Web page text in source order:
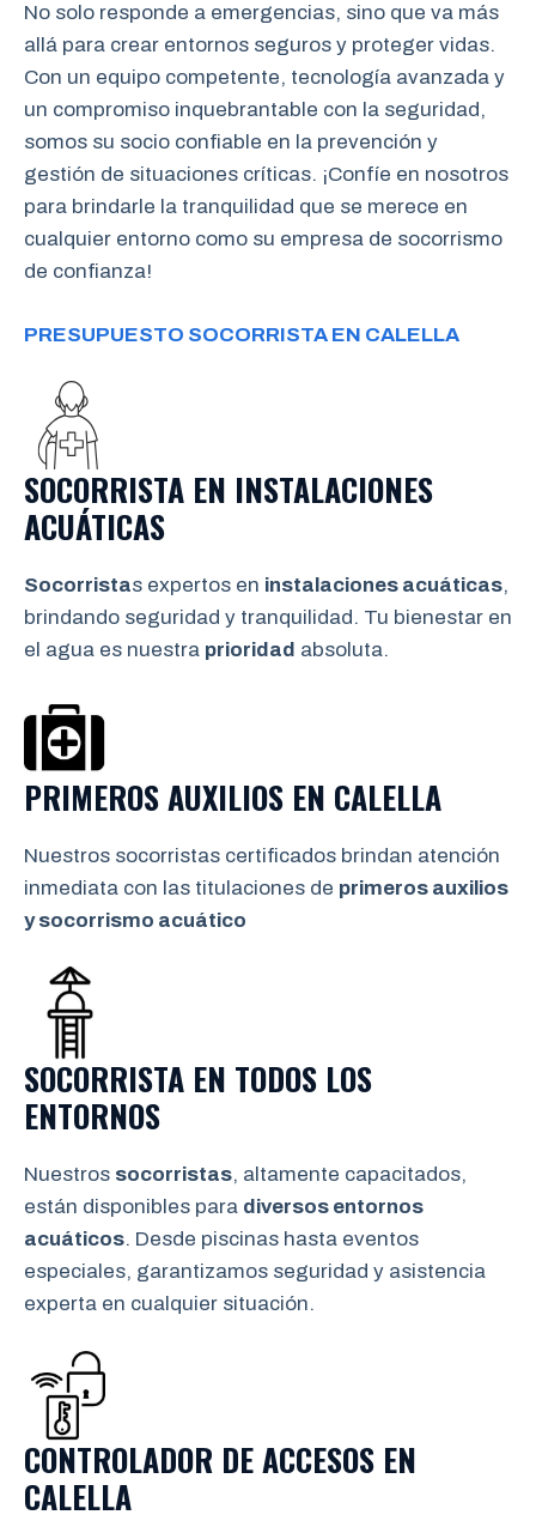
No solo responde a emergencias, sino que va más
allá para crear entornos seguros y proteger vidas.
Con un equipo competente, tecnología avanzada y
un compromiso inquebrantable con la seguridad,
somos su socio confiable en la prevención y
gestión de situaciones críticas. ¡Confíe en nosotros
para brindarle la tranquilidad que se merece en
cualquier entorno como su empresa de socorrismo
de confianza!
PRESUPUESTO SOCORRISTA EN CALELLA
SOCORRISTA EN INSTALACIONES
ACUÁTICAS
Socorristas expertos en instalaciones acuáticas,
brindando seguridad y tranquilidad. Tu bienestar en
el agua es nuestra prioridad absoluta.
PRIMEROS AUXILIOS EN CALELLA
Nuestros socorristas certificados brindan atención
inmediata con las titulaciones de primeros auxilios
y socorrismo acuático
SOCORRISTA EN TODOS LOS
ENTORNOS
Nuestros socorristas, altamente capacitados,
están disponibles para diversos entornos
acuáticos. Desde piscinas hasta eventos
especiales, garantizamos seguridad y asistencia
experta en cualquier situación.
CONTROLADOR DE ACCESOS EN
CALELLA